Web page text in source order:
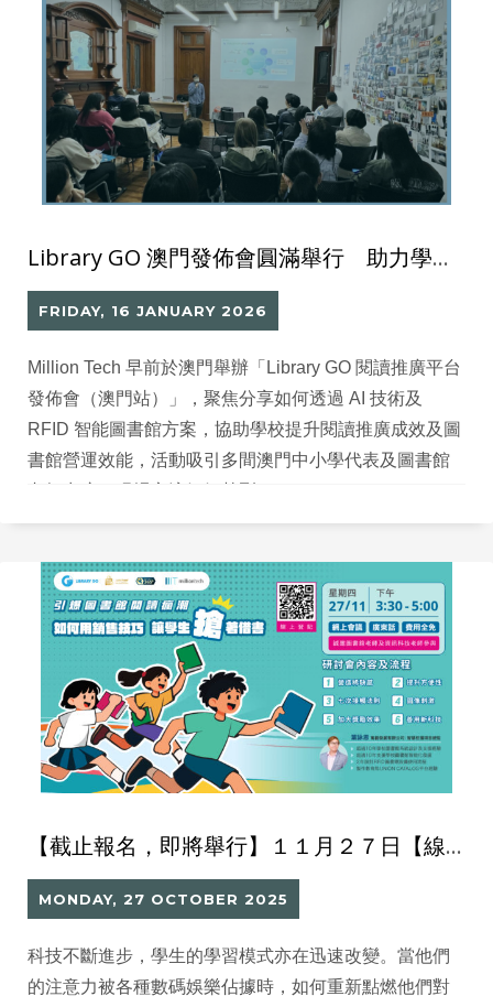
Library GO 澳門發佈會圓滿舉行 助力學校打造智慧閱讀與優質學習空間
FRIDAY, 16 JANUARY 2026
Million Tech 早前於澳門舉辦「Library GO 閱讀推廣平台
發佈會（澳門站）」，聚焦分享如何透過 AI 技術及
RFID 智能圖書館方案，協助學校提升閱讀推廣成效及圖
書館營運效能，活動吸引多間澳門中小學代表及圖書館
【截止報名，即將舉行】１１月２７日【線上研討會】 引爆閱讀瘋潮：如何用銷售技巧，讓學生「搶」著借書
MONDAY, 27 OCTOBER 2025
科技不斷進步，學生的學習模式亦在迅速改變。當他們
的注意力被各種數碼娛樂佔據時，如何重新點燃他們對